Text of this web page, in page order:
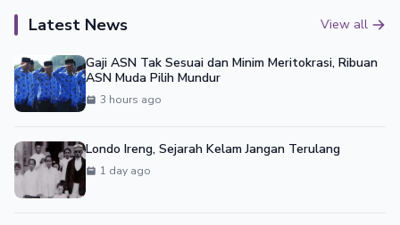
Latest News View all
Gaji ASN Tak Sesuai dan Minim Meritokrasi, Ribuan
ASN Muda Pilih Mundur
3 hours ago
Londo Ireng, Sejarah Kelam Jangan Terulang
1 day ago